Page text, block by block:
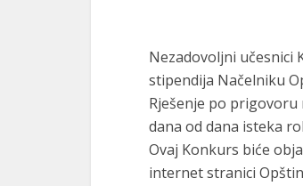
Nezadovolјni
stipendija Načelniku
Rješenje po
dana od dana isteka
Ovaj Konkurs biće
internet stranici